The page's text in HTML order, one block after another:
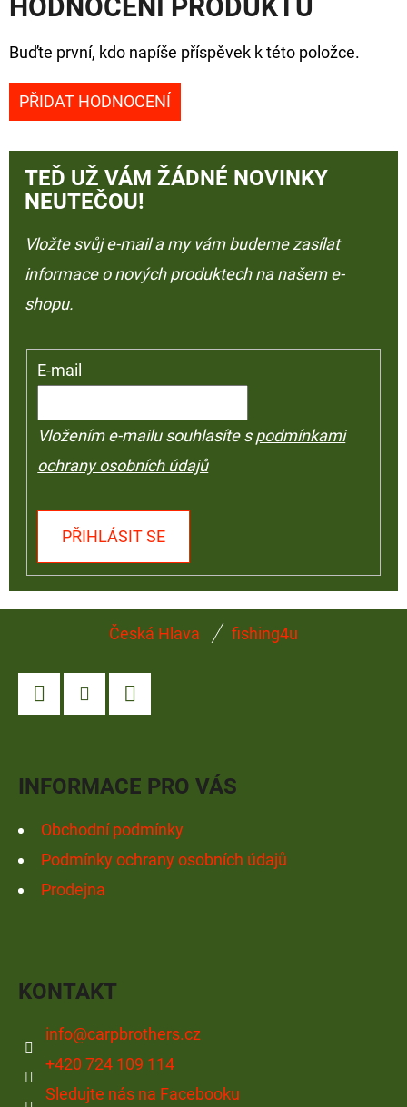
HODNOCENÍ PRODUKTU
Buďte první, kdo napíše příspěvek k této položce.
PŘIDAT HODNOCENÍ
TEĎ UŽ VÁM ŽÁDNÉ NOVINKY
NEUTEČOU!
Vložte svůj e-mail a my vám budeme zasílat
informace o nových produktech na našem e-
shopu.
E-mail
Vložením e-mailu souhlasíte spodmínkami
ochrany osobních údajů
PŘIHLÁSIT SE
Česká Hlava fishing4u
INFORMACE PRO VÁS
Obchodní podmínky
Podmínky ochrany osobních údajů
Prodejna
KONTAKT
info@carpbrothers.cz
+420 724 109 114
Sledujte nás na Facebooku